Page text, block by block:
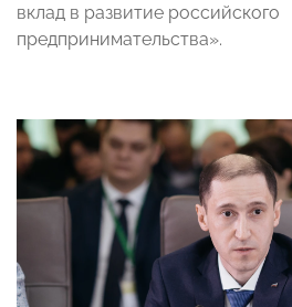
вклад в развитие российского
предпринимательства».